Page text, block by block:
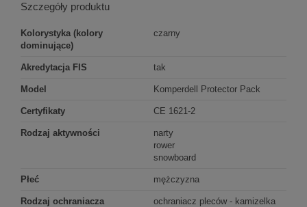
Szczegóły produktu
Kolorystyka (kolory
dominujące)
czarny
Akredytacja FIS tak
Model Komperdell Protector Pack
Certyfikaty CE 1621-2
Rodzaj aktywności
narty
rower
snowboard
Płeć mężczyzna
Rodzaj ochraniacza
ochraniacz pleców - kamizelka